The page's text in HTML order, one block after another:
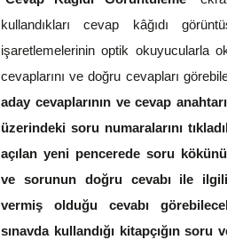
kullandıkları cevap kâğıdı
işaretlemelerinin optik okuyucularla
cevaplarını ve doğru cevapları
aday cevaplarının ve cevap
üzerindeki soru numaralarını
açılan yeni pencerede soru
ve sorunun doğru cevabı ile
vermiş olduğu cevabı
sınavda kullandığı kitapçığın soru